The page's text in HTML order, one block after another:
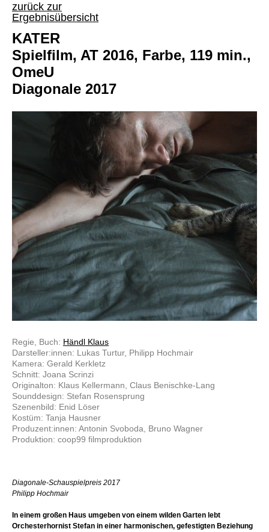
zurück zur
Ergebnisübersicht
KATER
Spielfilm, AT 2016, Farbe, 119 min.,
OmeU
Diagonale 2017
Regie, Buch: Händl Klaus
Darsteller:innen: Lukas Turtur, Philipp Hochmair
Kamera: Gerald Kerkletz
Schnitt: Joana Scrinzi
Originalton: Klaus Kellermann, Claus Benischke-Lang
Sounddesign: Stefan Rosensprung
Szenenbild: Enid Löser
Kostüm: Tanja Hausner
Produzent:innen: Antonin Svoboda, Bruno Wagner
Produktion: coop99 filmproduktion
Diagonale-Schauspielpreis 2017
Philipp Hochmair
In einem großen Haus umgeben von einem wilden Garten lebt
Orchesterhornist Stefan in einer harmonischen, gefestigten Beziehung